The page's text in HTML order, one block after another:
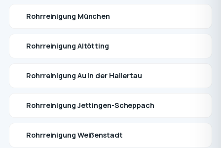
Rohrreinigung München
Rohrreinigung Altötting
Rohrreinigung Au in der Hallertau
Rohrreinigung Jettingen-Scheppach
Rohrreinigung Weißenstadt